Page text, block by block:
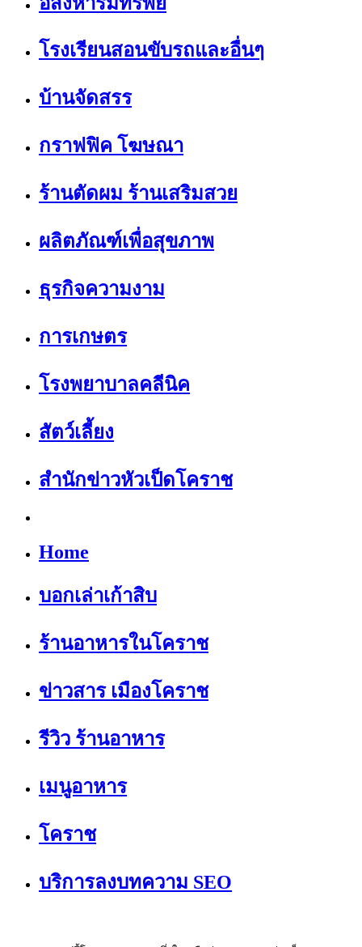
โรงเรียนสอนขับรถและอื่นๆ
บ้านจัดสรร
กราฟฟิค โฆษณา
ร้านตัดผม ร้านเสริมสวย
ผลิตภัณฑ์เพื่อสุขภาพ
ธุรกิจความงาม
การเกษตร
โรงพยาบาลคลีนิค
สัตว์เลี้ยง
สำนักข่าวหัวเป็ดโคราช
Home
บอกเล่าเก้าสิบ
ร้านอาหารในโคราช
ข่าวสาร เมืองโคราช
รีวิว ร้านอาหาร
เมนูอาหาร
โคราช
บริการลงบทความ SEO